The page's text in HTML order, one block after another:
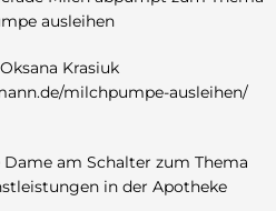
Krasiuk
milchpumpe-ausleihen/